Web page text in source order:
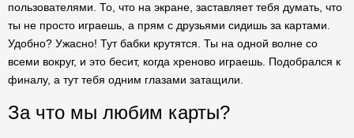
пользователями. То, что на экране, заставляет тебя думать, что
ты не просто играешь, а прям с друзьями сидишь за картами.
Удобно? Ужасно! Тут бабки крутятся. Ты на одной волне со
всеми вокруг, и это бесит, когда хреново играешь. Подобрался к
финалу, а тут тебя одним глазами затащили.
За что мы любим карты?